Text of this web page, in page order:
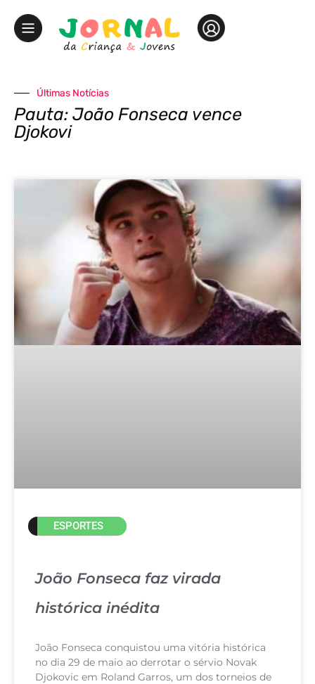
Últimas Notícias
Pauta: João Fonseca vence
Djokovi
ESPORTES
João Fonseca faz virada
histórica inédita
João Fonseca conquistou uma vitória histórica
no dia 29 de maio ao derrotar o sérvio Novak
Djokovic em Roland Garros, um dos torneios de